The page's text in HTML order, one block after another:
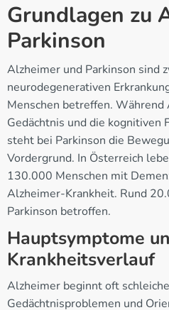
Grundlagen zu
Parkinson
Alzheimer und Parkinson sind
neurodegenerativen
Menschen betreffen. Während
Gedächtnis und die kognitiven
steht bei Parkinson die
Vordergrund. In Österreich
130.000 Menschen mit
Alzheimer-Krankheit. Rund
Parkinson betroffen.
Hauptsymptome
Krankheitsverlauf
Alzheimer beginnt oft
Gedächtnisproblemen und